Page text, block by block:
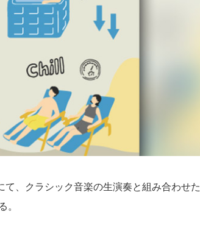
、クラシック音楽の生演奏と組み合わせた